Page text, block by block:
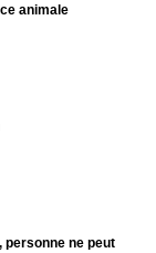
animale
personne ne peut